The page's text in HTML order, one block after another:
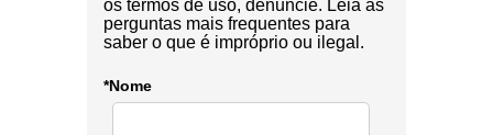
os termos de uso, denuncie. Leia as
perguntas mais frequentes para
saber o que é impróprio ou ilegal.
*Nome